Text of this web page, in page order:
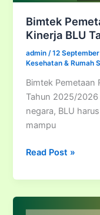
Bimtek
Kinerja BLU
admin/12
Kesehatan & Rumah
Bimtek Pemetaan
Tahun 2025/
negara, BLU
mampu
Bimtek
Risiko
dan
Monitoring
Read Post »